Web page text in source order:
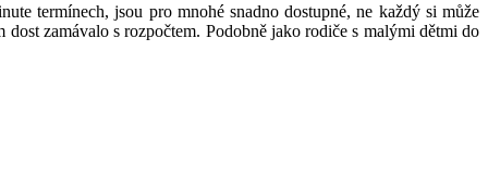
termínech, jsou pro mnohé snadno dostupné, ne každý si může
zamávalo s rozpočtem. Podobně jako rodiče s malými dětmi do